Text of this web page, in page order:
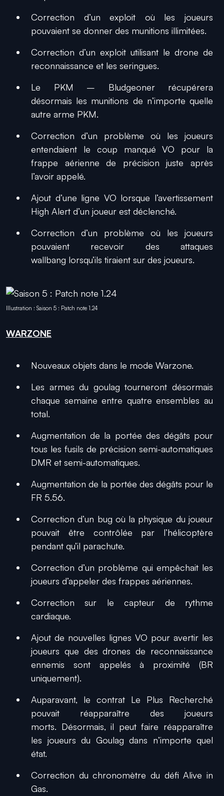
Correction d’un exploit où les joueurs
pouvaient se donner des munitions illimitées.
Correction d’un exploit utilisant le drone de
reconnaissance et les seringues.
Le PKM – Bludgeoner récupérera
désormais les munitions de n’importe quelle
autre arme PKM.
Correction d’un problème où les joueurs
entendaient le coup manqué VO pour la
frappe aérienne de précision juste après
l’avoir appelé.
Ajout d’une ligne VO lorsque l’avertissement
High Alert d’un joueur est déclenché.
Correction d’un problème où les joueurs
pouvaient recevoir des attaques
wallbang lorsqu’ils tiraient sur des joueurs.
Illustration : Saison 5 : Patch note 1.24
WARZONE
Nouveaux objets dans le mode Warzone.
Les armes du goulag tourneront désormais
chaque semaine entre quatre ensembles au
total.
Augmentation de la portée des dégâts pour
tous les fusils de précision semi-automatiques
DMR et semi-automatiques.
Augmentation de la portée des dégâts pour le
FR 5.56.
Correction d’un bug où la physique du joueur
pouvait être contrôlée par l’hélicoptère
pendant qu’il parachute.
Correction d’un problème qui empêchait les
joueurs d’appeler des frappes aériennes.
Correction sur le capteur de rythme
cardiaque.
Ajout de nouvelles lignes VO pour avertir les
joueurs que des drones de reconnaissance
ennemis sont appelés à proximité (BR
uniquement).
Auparavant, le contrat Le Plus Recherché
pouvait réapparaître des joueurs
morts. Désormais, il peut faire réapparaître
les joueurs du Goulag dans n’importe quel
état.
Correction du chronomètre du défiAlive in
Gas.